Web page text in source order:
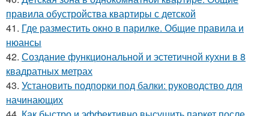
правила обустройства квартиры с детской
41. Где разместить окно в парилке. Общие правила и
нюансы
42. Создание функциональной и эстетичной кухни в 8
квадратных метрах
43. Установить подпорки под балки: руководство для
начинающих